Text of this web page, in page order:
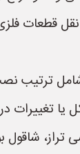
قطعات
شاقول